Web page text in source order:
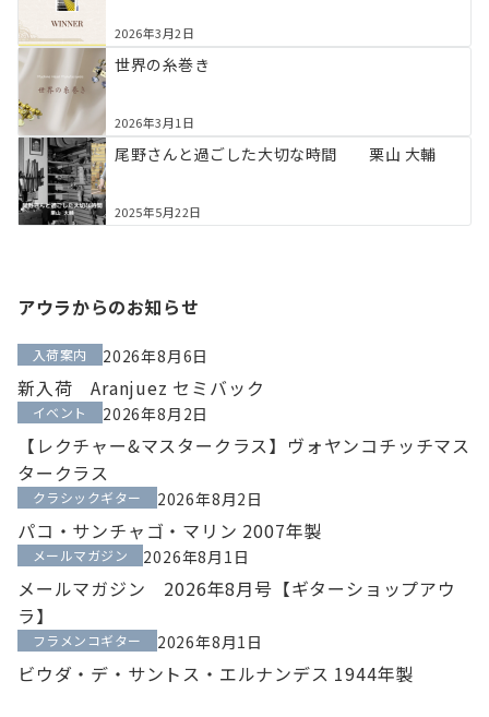
2026年3月2日
世界の糸巻き
2026年3月1日
尾野さんと過ごした大切な時間 栗山 大輔
2025年5月22日
アウラからのお知らせ
2026年8月6日
入荷案内
新入荷 Aranjuez セミバック
2026年8月2日
イベント
【レクチャー&マスタークラス】ヴォヤンコチッチマス
タークラス
2026年8月2日
クラシックギター
パコ・サンチャゴ・マリン 2007年製
2026年8月1日
メールマガジン
メールマガジン 2026年8月号【ギターショップアウ
ラ】
2026年8月1日
フラメンコギター
ビウダ・デ・サントス・エルナンデス 1944年製